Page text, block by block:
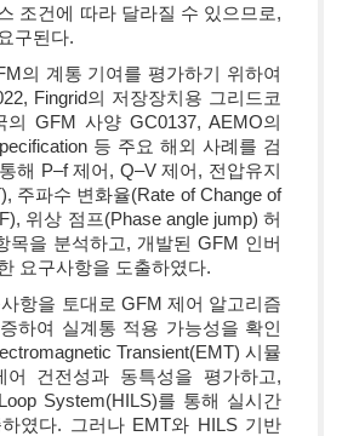
조건에 따라 달라질 수 있으므로,
구된다.
의 계통 기여를 평가하기 위하여
Fingrid의 저장장치용 그리드코
의 GFM 사양 GC0137, AEMO의
등 주요 해외 사례를 검
해 P–f 제어, Q–V 제어, 전압유지
주파수 변화율(Rate of Change of
위상 점프(Phase angle jump) 허
목을 분석하고, 개발된 GFM 인버
요구사항을 도출하였다.
항을 토대로 GFM 제어 알고리즘
하여 실계통 적용 가능성을 확인
Transient(EMT) 시뮬
건전성과 동특성을 평가하고,
System(HILS)를 통해 실시간
였다. 그러나 EMT와 HILS 기반